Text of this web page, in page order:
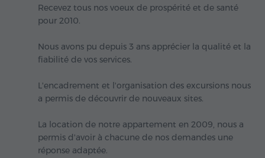
Recevez tous nos voeux de prospérité et de santé
pour 2010.
Nous avons pu depuis 3 ans apprécier la qualité et la
fiabilité de vos services.
L'encadrement et l'organisation des excursions nous
a permis de découvrir de nouveaux sites.
La location de notre appartement en 2009, nous a
permis d'avoir à chacune de nos demandes une
réponse adaptée.